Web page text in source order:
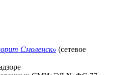
Смоленск» (сетевое